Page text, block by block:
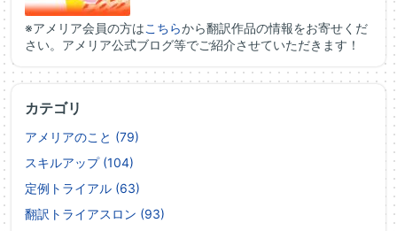
※アメリア会員の方はこちらから翻訳作品の情報をお寄せくだ
さい。アメリア公式ブログ等でご紹介させていただきます！
カテゴリ
アメリアのこと (79)
スキルアップ (104)
定例トライアル (63)
翻訳トライアスロン (93)